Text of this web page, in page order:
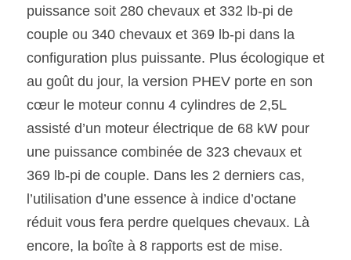
puissance soit 280 chevaux et 332 lb-pi de
couple ou 340 chevaux et 369 lb-pi dans la
configuration plus puissante. Plus écologique et
au goût du jour, la version PHEV porte en son
cœur le moteur connu 4 cylindres de 2,5L
assisté d’un moteur électrique de 68 kW pour
une puissance combinée de 323 chevaux et
369 lb-pi de couple. Dans les 2 derniers cas,
l’utilisation d’une essence à indice d’octane
réduit vous fera perdre quelques chevaux. Là
encore, la boîte à 8 rapports est de mise.